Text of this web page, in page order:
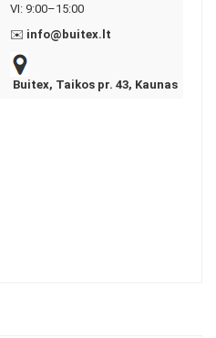
VI: 9:00–15:00
✉️ info@buitex.lt
Buitex, Taikos pr. 43, Kaunas